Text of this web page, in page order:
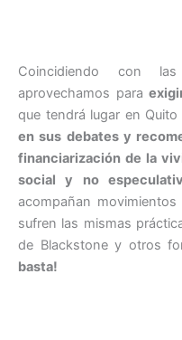
Coincidiendo con
aprovechamos para
que tendrá lugar en
en sus debates y
financiarización de la
social y no
acompañan
sufren las mismas
de Blackstone y otros
basta!